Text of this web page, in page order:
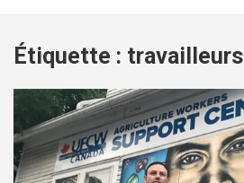
Étiquette :